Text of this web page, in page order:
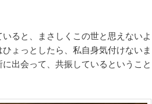
ると、まさしくこの世と思えないよ
ょっとしたら、私自身気付けないま
出会って、共振しているということ